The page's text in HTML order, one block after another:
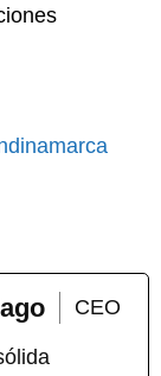
CEO